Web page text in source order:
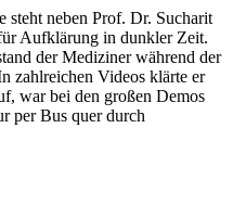
steht neben Prof. Dr. Sucharit
Aufklärung in dunkler Zeit.
der Mediziner während der
zahlreichen Videos klärte er
war bei den großen Demos
per Bus quer durch